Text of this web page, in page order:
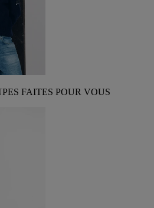
FAITES POUR VOUS